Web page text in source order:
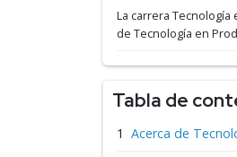
La carrera
de Tecnología en
Tabla de
Acerca de